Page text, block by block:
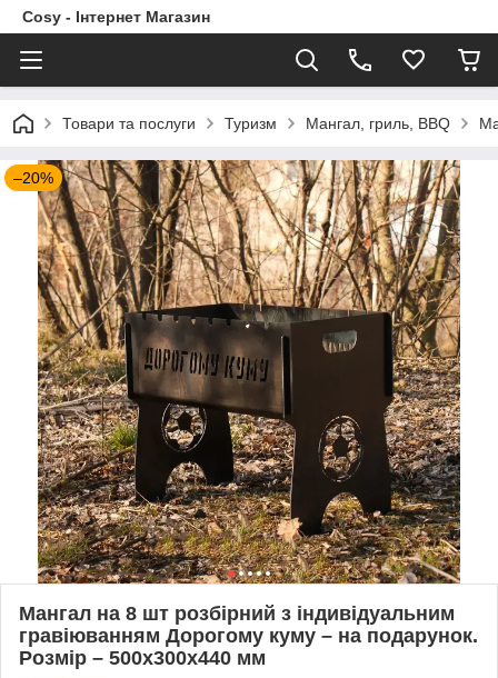
Cosy - Інтернет Магазин
Товари та послуги Туризм Мангал, гриль, BBQ
–20%
Мангал на 8 шт розбірний з індивідуальним
гравіюванням Дорогому куму – на подарунок.
Розмір – 500х300х440 мм